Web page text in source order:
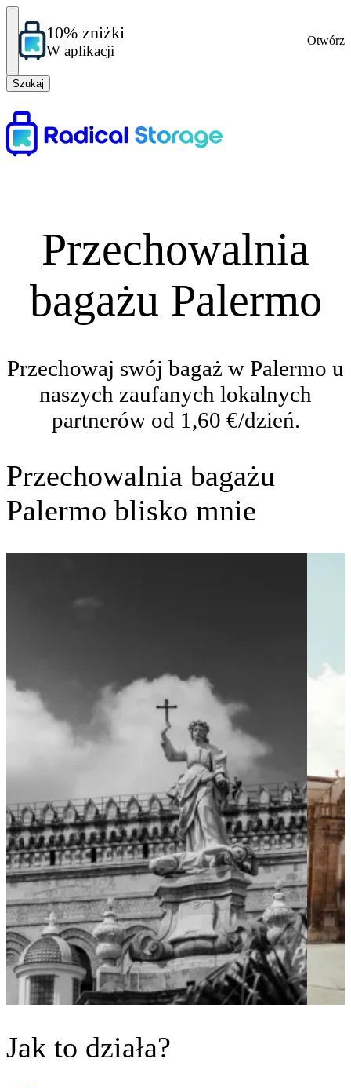
10% zniżki
W aplikacji
Otwórz
Szukaj
Przechowalnia
bagażu Palermo
Przechowaj swój bagaż w Palermo u
naszych zaufanych lokalnych
partnerów od 1,60 €/dzień.
Przechowalnia bagażu
Palermo blisko mnie
Jak to działa?